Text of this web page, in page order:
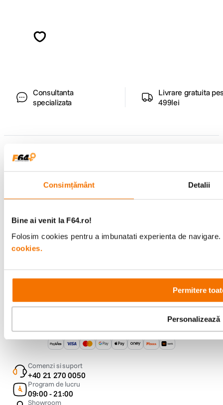
Consimțământ Detalii
Bine ai venit la F64.ro!
Folosim cookies pentru a imbunatati experienta de
cookies.
Permitere
Personalizează
Consultanta
specializata
Livrare gratuita
499lei
F64 Studio
Urmareste-ne
Comenzi si suport
+40 21 270 0050
Program de lucru
09:00 - 21:00
Showroom